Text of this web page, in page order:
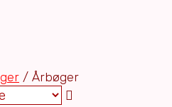
/ Årbøger